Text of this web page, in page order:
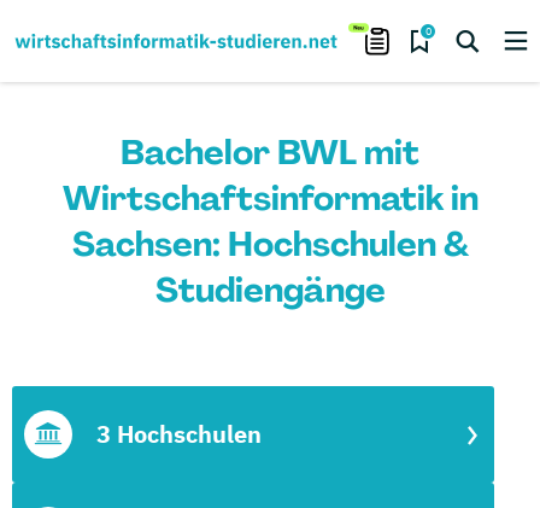
0
Bachelor BWL mit
Wirtschaftsinformatik in
Sachsen: Hochschulen &
Studiengänge
3 Hochschulen